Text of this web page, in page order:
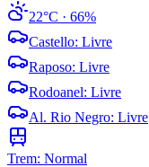
22°C · 66%
Castello: Livre
Raposo: Livre
Rodoanel: Livre
Al. Rio Negro: Livre
Trem: Normal